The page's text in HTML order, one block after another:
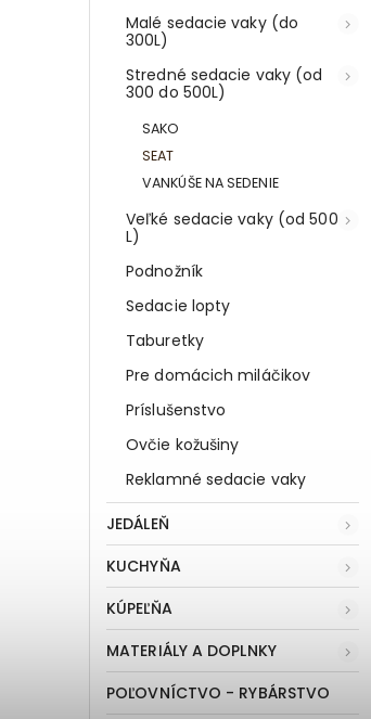
Malé sedacie vaky (do
300L)
Stredné sedacie vaky (od
300 do 500L)
SAKO
SEAT
VANKÚŠE NA SEDENIE
Veľké sedacie vaky (od 500
L)
Podnožník
Sedacie lopty
Taburetky
Pre domácich miláčikov
Príslušenstvo
Ovčie kožušiny
Reklamné sedacie vaky
JEDÁLEŇ
KUCHYŇA
KÚPEĽŇA
MATERIÁLY A DOPLNKY
POĽOVNÍCTVO - RYBÁRSTVO